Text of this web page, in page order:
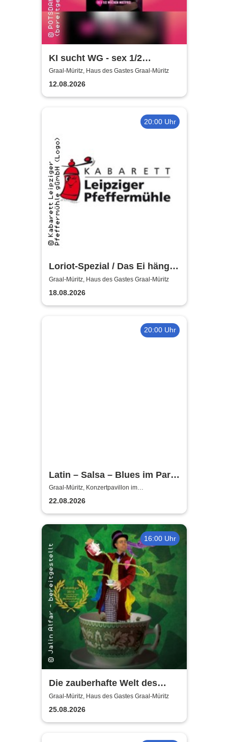
KI sucht WG - sex 1/2
Wochen mietfrei - Bella Liere
& Andreas Zieger
Graal-Müritz, Haus des Gastes Graal-Müritz
12.08.2026
20:00 Uhr
Loriot-Spezial / Das Ei hängt
schief! - Kabarett Leipziger
Pfeffermühle
Graal-Müritz, Haus des Gastes Graal-Müritz
18.08.2026
20:00 Uhr
Latin – Salsa – Blues im Park
| Mayelis Guyat, Charlie
Eitner & Friends
Graal-Müritz, Konzertpavillon im
Rhododendronpark Graal-Müritz
22.08.2026
16:00 Uhr
Die zauberhafte Welt des
Jalin Alfar
Graal-Müritz, Haus des Gastes Graal-Müritz
25.08.2026